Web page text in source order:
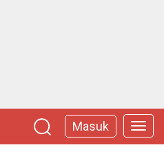
Masuk